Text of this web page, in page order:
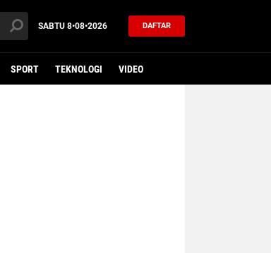
SABTU 8•08•2026 DAFTAR
SPORT TEKNOLOGI VIDEO